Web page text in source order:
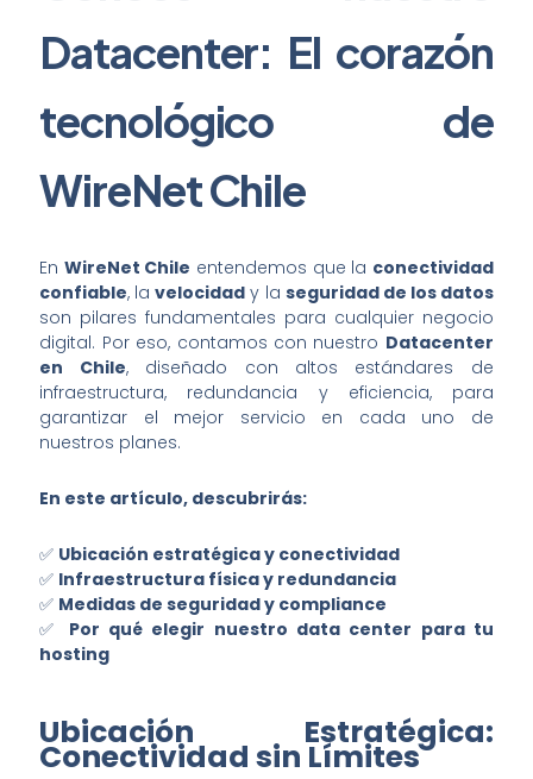
Datacenter: El corazón
tecnológico de
WireNet Chile
En WireNet Chile entendemos que la conectividad
confiable, lavelocidad y la seguridad de los datos
son pilares fundamentales para cualquier negocio
digital. Por eso, contamos con nuestro Datacenter
en Chile, diseñado con altos estándares de
infraestructura, redundancia y eficiencia, para
garantizar el mejor servicio en cada uno de
nuestros planes.
En este artículo, descubrirás:
✅ Ubicación estratégica y conectividad
✅ Infraestructura física y redundancia
✅ Medidas de seguridad y compliance
✅ Por qué elegir nuestro data center para tu
hosting
Ubicación Estratégica:
Conectividad sin Límites